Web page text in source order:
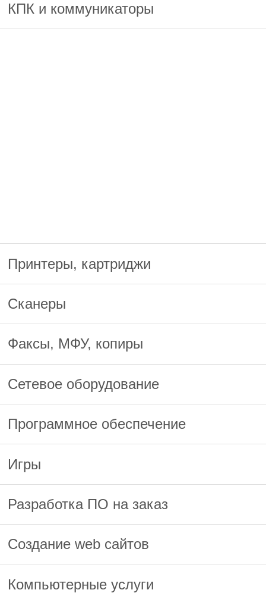
КПК и коммуникаторы
Принтеры, картриджи
Сканеры
Факсы, МФУ, копиры
Сетевое оборудование
Программное обеспечение
Игры
Разработка ПО на заказ
Создание web сайтов
Компьютерные услуги